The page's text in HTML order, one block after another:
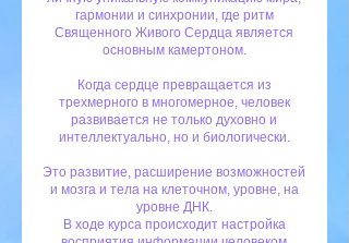
гармонии и синхронии, где ритм
Священного Живого Сердца является
основным камертоном.
Когда сердце превращается из
трехмерного в многомерное, человек
развивается не только духовно и
интеллектуально, но и биологически.
Это развитие, расширение возможностей
и мозга и тела на клеточном, уровне, на
уровне ДНК.
В ходе курса происходит настройка